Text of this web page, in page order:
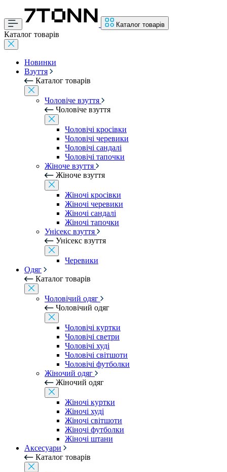
Каталог товарів
Каталог товарів
Новинки
Взуття
Каталог товарів
Чоловіче взуття
Чоловіче взуття
Чоловічі кросівки
Чоловічі черевики
Чоловічі сандалі
Чоловічі тапочки
Жіноче взуття
Жіноче взуття
Жіночі кросівки
Жіночі черевики
Жіночі сандалі
Жіночі тапочки
Унісекс взуття
Унісекс взуття
Черевики
Одяг
Каталог товарів
Чоловічий одяг
Чоловічий одяг
Чоловічі куртки
Чоловічі светри
Чоловічі худі
Чоловічі світшоти
Чоловічі футболки
Жіночий одяг
Жіночий одяг
Жіночі куртки
Жіночі худі
Жіночі світшоти
Жіночі футболки
Жіночі штани
Аксесуари
Каталог товарів